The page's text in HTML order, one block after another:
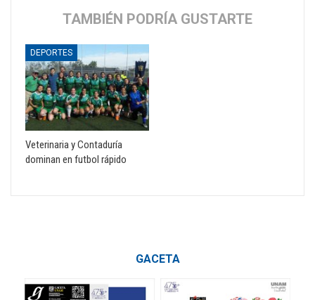
TAMBIÉN PODRÍA GUSTARTE
DEPORTES
Veterinaria y Contaduría
dominan en futbol rápido
GACETA